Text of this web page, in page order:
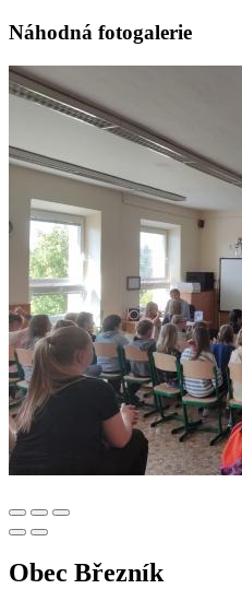
Náhodná fotogalerie
Obec Březník